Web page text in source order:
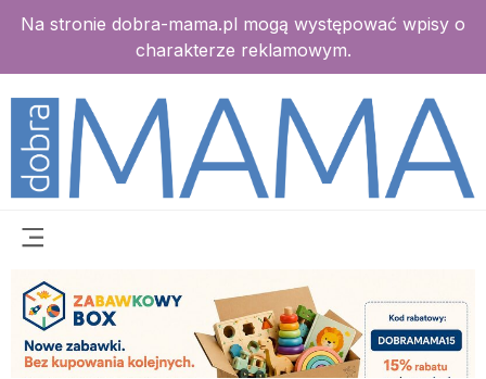
Na stronie dobra-mama.pl mogą występować wpisy o
charakterze reklamowym.